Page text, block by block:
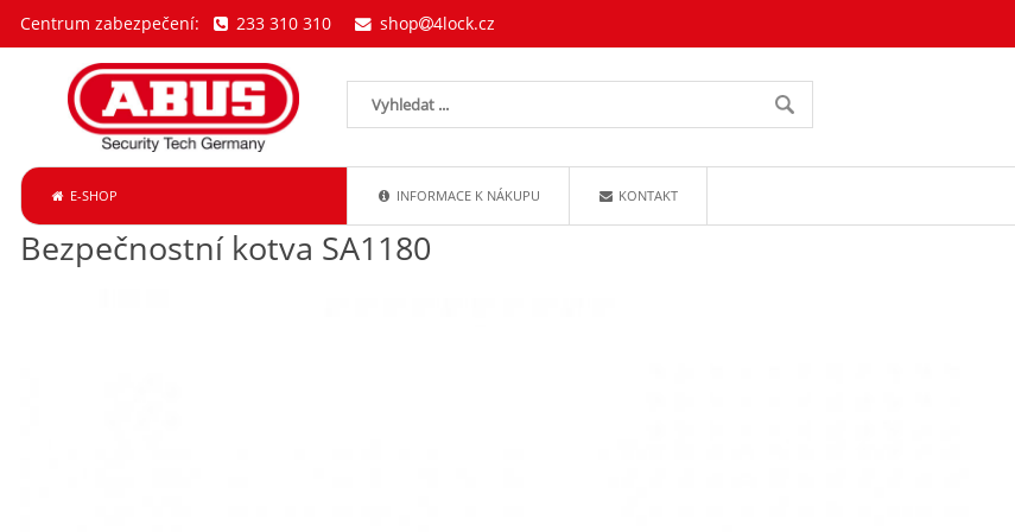
Bezpečnostní kotva SA1180
E-SHOP INFORMACE K NÁKUPU KONTAKT
Centrum zabezpečení: 233 310 310 shop 4lock.cz